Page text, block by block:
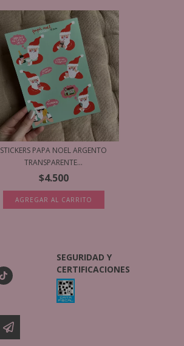
STICKERS PAPA NOEL ARGENTO
TRANSPARENTE...
$4.500
SEGURIDAD Y
CERTIFICACIONES